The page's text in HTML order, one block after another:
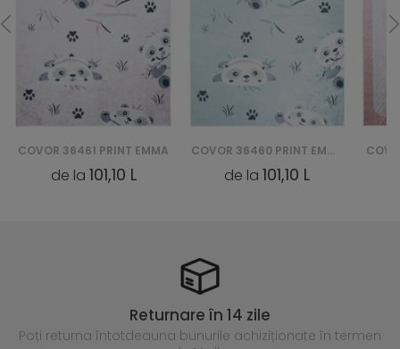
COVOR 36461 PRINT EMMA
de la 101,10 L
COVOR 36460 PRINT EMMA
de la101,10 L
Returnare în 14 zile
Poți returna întotdeauna bunurile achiziționate în termen